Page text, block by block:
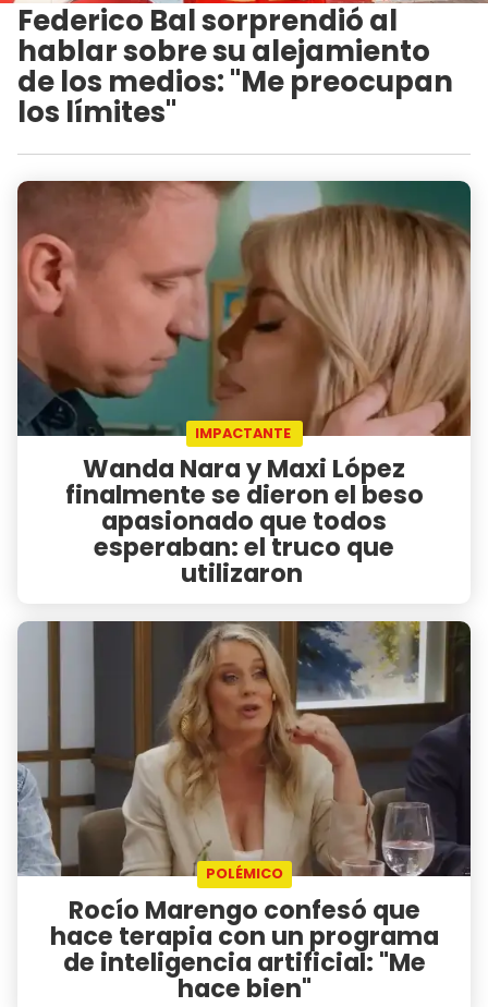
Federico Bal sorprendió al
hablar sobre su alejamiento
de los medios: "Me preocupan
los límites"
IMPACTANTE
Wanda Nara y Maxi López
finalmente se dieron el beso
apasionado que todos
esperaban: el truco que
utilizaron
POLÉMICO
Rocío Marengo confesó que
hace terapia con un programa
de inteligencia artificial: "Me
hace bien"